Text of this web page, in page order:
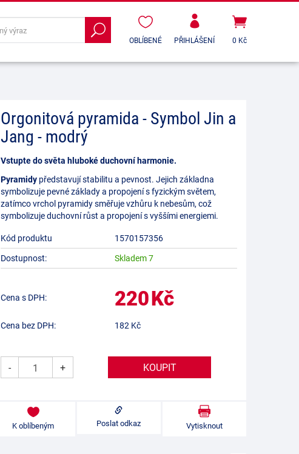
0 Kč
PŘIHLÁŠENÍ
OBLÍBENÉ
Orgonitová pyramida - Symbol Jin a
Jang - modrý
Vstupte do světa hluboké duchovní harmonie.
Pyramidy představují stabilitu a pevnost. Jejich základna
symbolizuje pevné základy a propojení s fyzickým světem,
zatímco vrchol pyramidy směřuje vzhůru k nebesům, což
symbolizuje duchovní růst a propojení s vyššími energiemi.
Kód produktu
1570157356
Dostupnost:
Skladem 7
Cena s DPH: 220Kč
Cena bez DPH: 182 Kč
- +
K oblíbeným Poslat odkaz Vytisknout